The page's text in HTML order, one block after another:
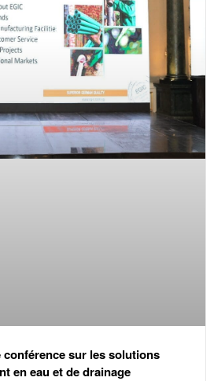
conférence sur les solutions
en eau et de drainage